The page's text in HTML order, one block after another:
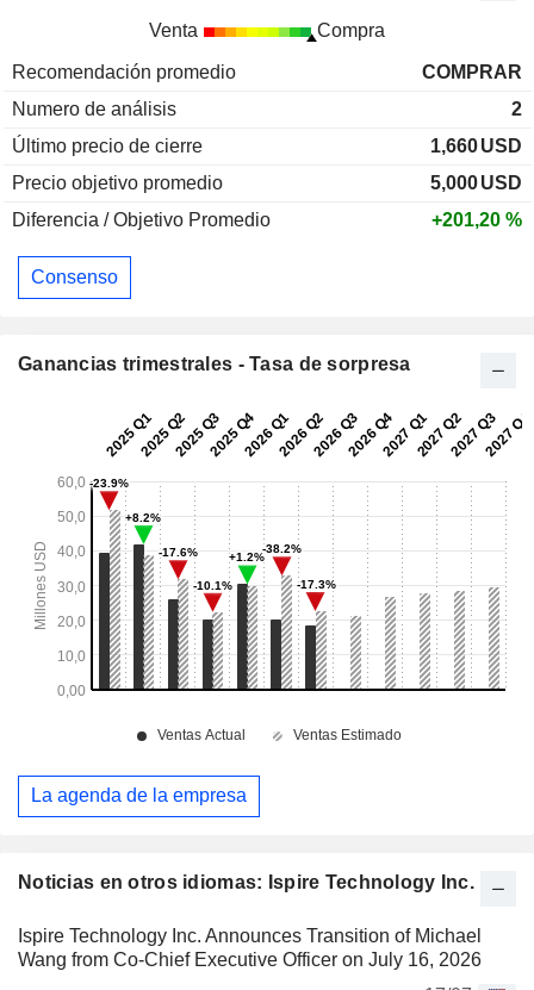
Noticias en otros idiomas: Ispire Technology Inc.
Ispire Technology Inc. Announces Transition of Michael
Wang from Co-Chief Executive Officer on July 16, 2026
Venta Compra
Recomendación promedio
COMPRAR
Numero de análisis
2
Último precio de cierre
1,660USD
Precio objetivo promedio
5,000USD
Diferencia / Objetivo Promedio
+201,20 %
Consenso
Ganancias trimestrales - Tasa de sorpresa
La agenda de la empresa